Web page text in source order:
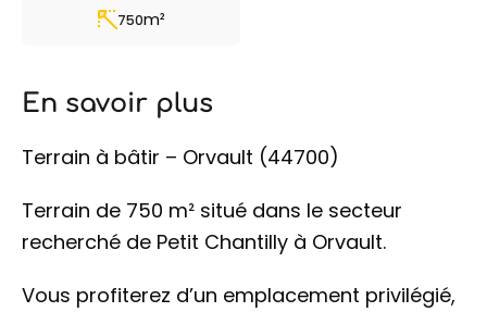
750m²
En savoir plus
Terrain à bâtir – Orvault (44700)
Terrain de 750 m² situé dans le secteur
recherché de Petit Chantilly à Orvault.
Vous profiterez d’un emplacement privilégié,